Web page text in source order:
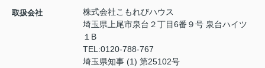
取扱会社
株式会社こもれびハウス
埼玉県上尾市泉台２丁目6番９号 泉台ハイツ
１B
TEL:0120-788-767
埼玉県知事 (1) 第25102号